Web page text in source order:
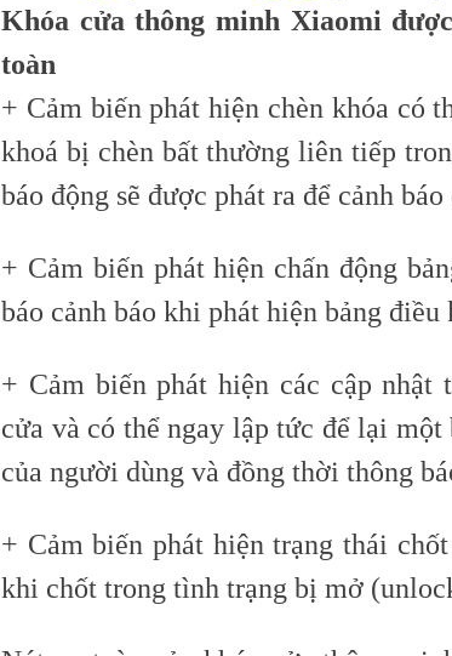
Khóa cửa thông minh Xiaomi
toàn
+ Cảm biến phát hiện chèn khóa có
khoá bị chèn bất thường liên tiếp
báo động sẽ được phát ra để cảnh báo
+ Cảm biến phát hiện chấn động
báo cảnh báo khi phát hiện bảng
+ Cảm biến phát hiện các cập nhật
cửa và có thể ngay lập tức để lại
của người dùng và đồng thời thông
+ Cảm biến phát hiện trạng thái
khi chốt trong tình trạng bị mở